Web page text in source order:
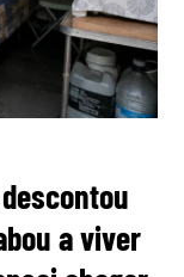
a viver